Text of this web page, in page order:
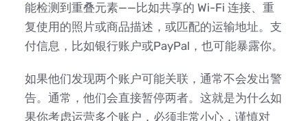
能检测到重叠元素——比如共享的 Wi-Fi 连接、重
复使用的照片或商品描述，或匹配的运输地址。支
付信息，比如银行账户或PayPal，也可能暴露你。
如果他们发现两个账户可能关联，通常不会发出警
告。通常，他们会直接暂停两者。这就是为什么如
果你考虑运营多个账户，必须非常小心，谨慎对